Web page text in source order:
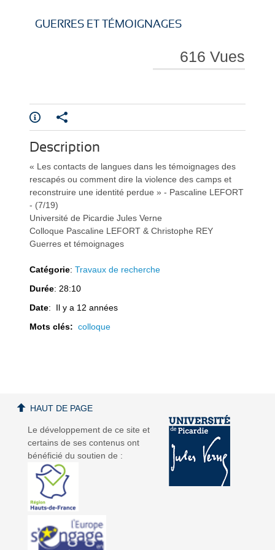
i
r
e
l
v
i
r
e
l
v
GUERRES ET TÉMOIGNAGES
616 Vues
Description
« Les contacts de langues dans les témoignages des
rescapés ou comment dire la violence des camps et
reconstruire une identité perdue » - Pascaline LEFORT
- (7/19)
Université de Picardie Jules Verne
Colloque Pascaline LEFORT & Christophe REY
Guerres et témoignages
Catégorie:Travaux de recherche
Durée: 28:10
Date: Il y a 12 années
Mots clés:colloque
Le développement de ce site et
certains de ses contenus ont
bénéficié du soutien de :
HAUT DE PAGE